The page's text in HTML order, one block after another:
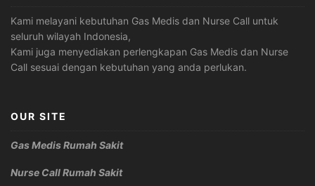
Kami melayani kebutuhan Gas Medis dan Nurse Call untuk
seluruh wilayah Indonesia,
Kami juga menyediakan perlengkapan Gas Medis dan Nurse
Call sesuai dengan kebutuhan yang anda perlukan.
OUR SITE
Gas Medis Rumah Sakit
Nurse Call Rumah Sakit